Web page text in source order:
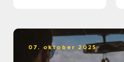
07. oktober 2025